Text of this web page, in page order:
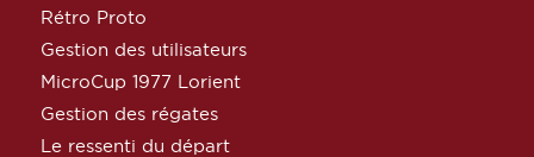
Rétro Proto
Gestion des utilisateurs
MicroCup 1977 Lorient
Gestion des régates
Le ressenti du départ